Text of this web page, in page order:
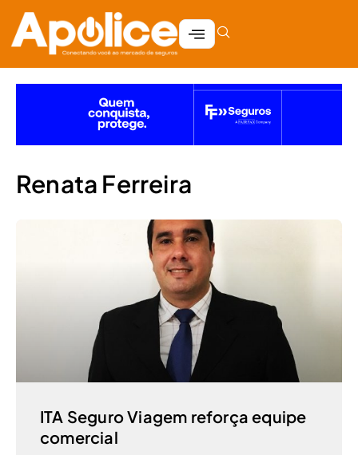
Renata Ferreira
ITA Seguro Viagem reforça equipe
comercial